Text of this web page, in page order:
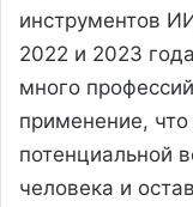
инструментов
2022 и 2023
много
применение,
потенциальной
человека и